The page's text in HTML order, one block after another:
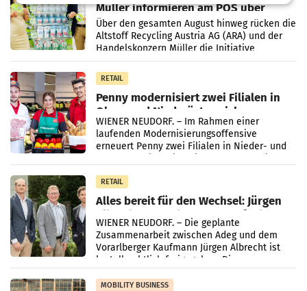
Müller informieren am POS über
Kreislauffähigkeit
Über den gesamten August hinweg rücken die
Altstoff Recycling Austria AG (ARA) und der
Handelskonzern Müller die Initiative
„Kreislauf-Helden“ in allen österreichischen
Müller-Filialen
RETAIL
Penny modernisiert zwei Filialen in
Ober- und Niederösterreich
WIENER NEUDORF. – Im Rahmen einer
laufenden Modernisierungsoffensive
erneuert Penny zwei Filialen in Nieder- und
RETAIL
Alles bereit für den Wechsel: Jürgen
Albrecht setzt ab 1.1.2027 auf Adeg
WIENER NEUDORF. – Die geplante
Zusammenarbeit zwischen Adeg und dem
Vorarlberger Kaufmann Jürgen Albrecht ist
kartellrechtlich freigegeben: Die
Bundeswettbewerbsbehörde und der
Bundeskartellanwalt
MOBILITY BUSINESS